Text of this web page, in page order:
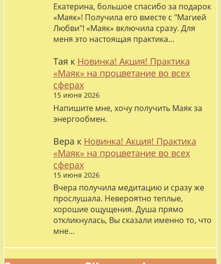
Екатерина, большое спасибо за подарок
«Маяк»! Получила его вместе с "Магией
Любви"! «Маяк» включила сразу. Для
меня это настоящая практика…
Тая к Новинка! Акция! Практика
«Маяк» на процветание во всех
сферах
15 июня 2026
Напишите мне, хочу получить Маяк за
энергообмен.
Вера к Новинка! Акция! Практика
«Маяк» на процветание во всех
сферах
15 июня 2026
Вчера получила медитацию и сразу же
прослушала. Невероятно теплые,
хорошие ощущения. Душа прямо
откликнулась, Вы сказали именно то, что
мне…